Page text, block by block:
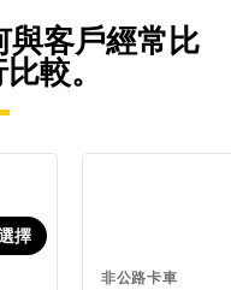
與客戶經常比
較。
擇
非公路卡車